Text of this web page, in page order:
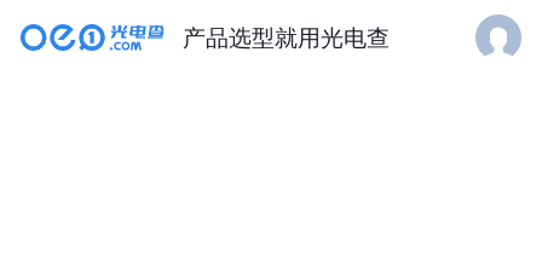
产品选型就用光电查